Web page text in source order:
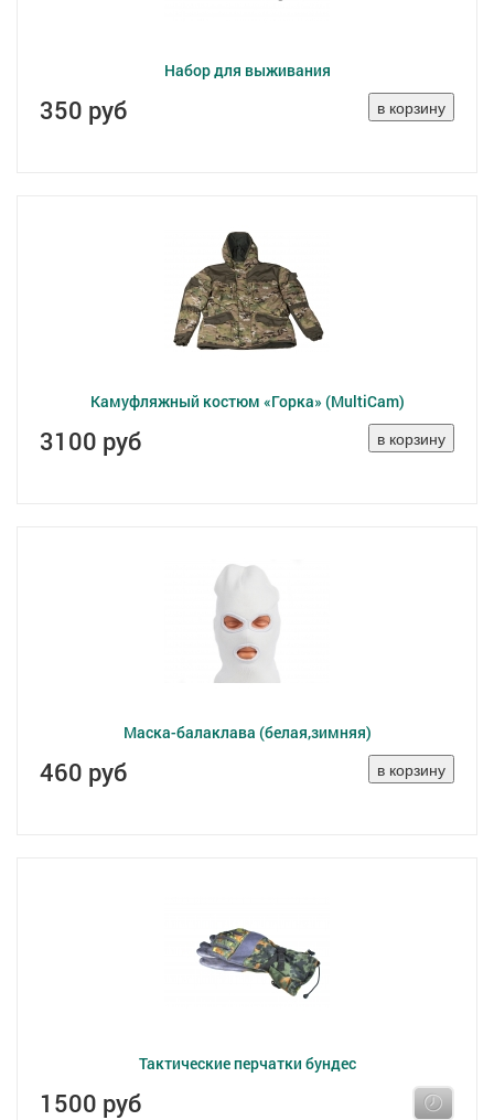
Набор для выживания
350 руб
Камуфляжный костюм «Горка» (MultiCam)
3100 руб
Маска-балаклава (белая,зимняя)
460 руб
Тактические перчатки бундес
1500 руб